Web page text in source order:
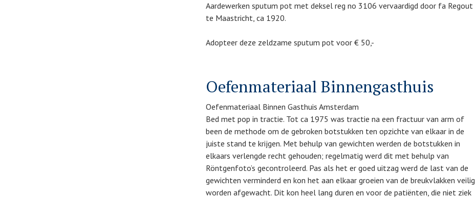
Aardewerken sputum pot met deksel reg no 3106 vervaardigd door fa Regout
te Maastricht, ca 1920.
Adopteer deze zeldzame sputum pot voor € 50,-
Oefenmateriaal Binnengasthuis
Oefenmateriaal Binnen Gasthuis Amsterdam
Bed met pop in tractie. Tot ca 1975 was tractie na een fractuur van arm of
been de methode om de gebroken botstukken ten opzichte van elkaar in de
juiste stand te krijgen. Met behulp van gewichten werden de botstukken in
elkaars verlengde recht gehouden; regelmatig werd dit met behulp van
Röntgenfoto’s gecontroleerd. Pas als het er goed uitzag werd de last van de
gewichten verminderd en kon het aan elkaar groeien van de breukvlakken veilig
worden afgewacht. Dit kon heel lang duren en voor de patiënten, die niet ziek